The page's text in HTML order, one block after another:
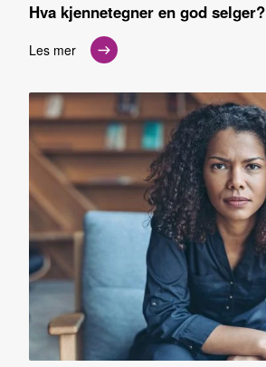
Hva kjennetegner en god selger?
Les mer